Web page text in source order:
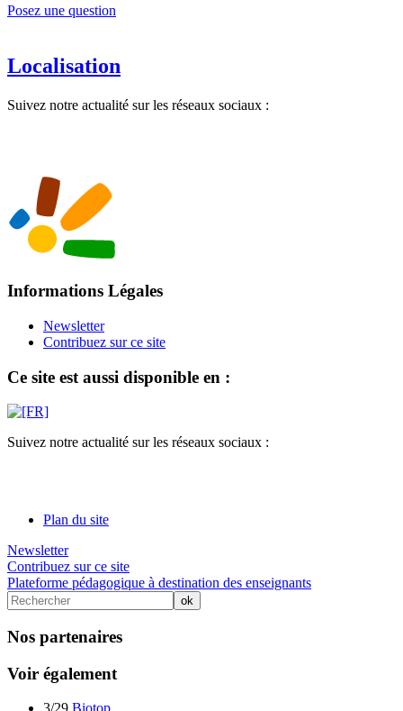
Posez une question
Localisation
Suivez notre actualité sur les réseaux sociaux :
Informations Légales
Newsletter
Contribuez sur ce site
Ce site est aussi disponible en :
Suivez notre actualité sur les réseaux sociaux :
Plan du site
Newsletter
Contribuez sur ce site
Plateforme pédagogique à destination des enseignants
Nos partenaires
Voir également